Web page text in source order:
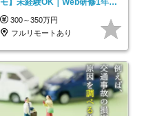
｜副業OK
300～350万円
フルリモートあり